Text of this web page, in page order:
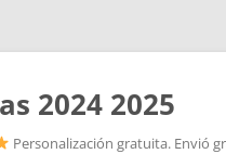
2024 2025
Personalización gratuita. Envió